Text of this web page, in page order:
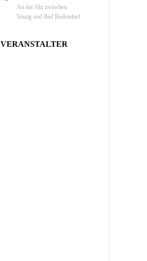
An der Ahr zwischen
Sinzig und Bad Bodendorf
VERANSTALTER